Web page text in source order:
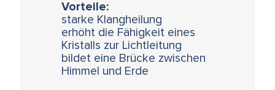
Vorteile:
starke Klangheilung
erhöht die Fähigkeit eines
Kristalls zur Lichtleitung
bildet eine Brücke zwischen
Himmel und Erde